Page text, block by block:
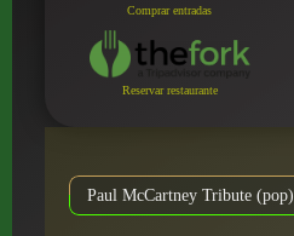
Comprar entradas
Reservar restaurante
Paul McCartney Tribute (pop)